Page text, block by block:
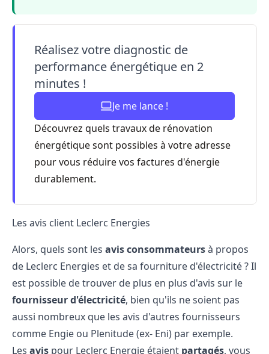
Réalisez votre diagnostic de
performance énergétique en 2
minutes !
Je me lance !
Découvrez quels travaux de rénovation
énergétique sont possibles à votre adresse
pour vous réduire vos factures d'énergie
durablement.
Les avis client Leclerc Energies
Alors, quels sont les avis consommateursà propos
de Leclerc Energies et de sa fourniture d'électricité ? Il
est possible de trouver de plus en plus d'avis sur le
fournisseur d'électricité, bien qu'ils ne soient pas
aussi nombreux que les avis d'autres fournisseurs
comme Engie ou Plenitude (ex- Eni) par exemple.
Les avis pour Leclerc Energie étaient partagés, vous